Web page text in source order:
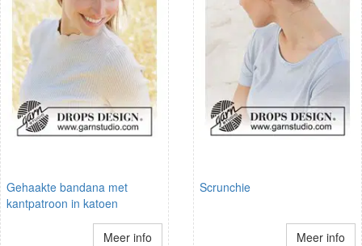
Gehaakte bandana met
kantpatroon in katoen
Meer info
Scrunchie
Meer info